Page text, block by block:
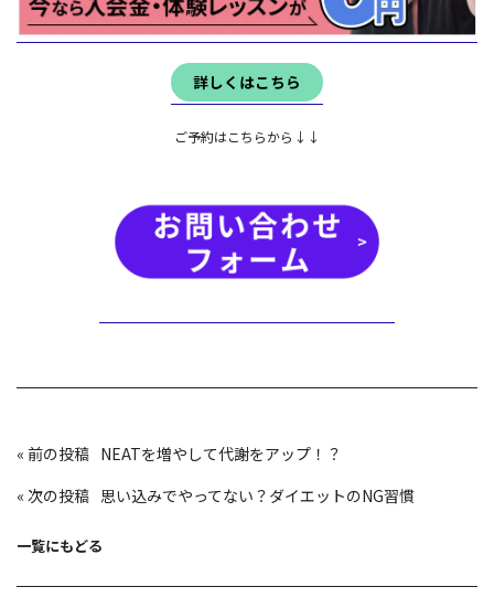
詳しくはこちら
ご予約はこちらから↓↓
投
稿
ゲ
ョ
«
NEATを増やして代謝をアップ！？
«
思い込みでやってない？ダイエットのNG習慣
一覧にもどる